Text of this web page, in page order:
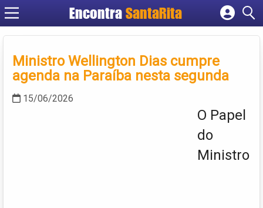
EncontraSantaRita
Cadastrar empresa
Criar conta
Ministro Wellington Dias cumpre
agenda na Paraíba nesta segunda
15/06/2026
O Papel
do
Ministro